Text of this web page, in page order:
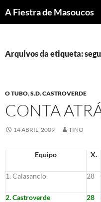
aoA Fiestra de Masoucos
Arquivos da etiqueta:
O TUBO,S.D. CASTROVERDE
CONTA
14 ABRIL, 2009 TINO
Equipo X.
1. Calasancio 28
2. Castroverde 28